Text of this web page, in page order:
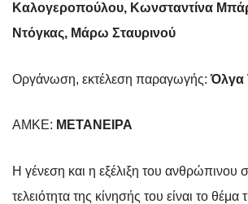
Καλογεροπούλου, Κωνσταντίνα
Ντόγκας, Μάρω Σταυρινού
Οργάνωση, εκτέλεση παραγωγής: Όλγα
ΑΜΚΕ: ΜΕΤΑΝΕΙΡΑ
Η γένεση και η εξέλιξη του ανθρώπινου
τελειότητα της κίνησής του είναι το